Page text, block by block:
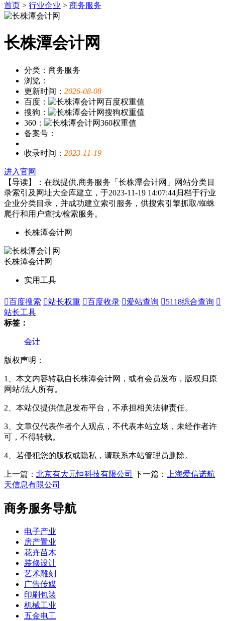
首页 > 行业企业 > 商务服务
长株潭会计网
分类：商务服务
浏览：
更新时间： 2026-08-08
百度：
搜狗：
360：
备案号：
收录时间： 2023-11-19
进入官网
【导读】：在线提供,商务服务「长株潭会计网」网站分类目
录索引及网址大全库建立，于2023-11-19 14:07:44归档于行业
企业分类目录，并成功建立索引服务，供搜索引擎抓取/蜘蛛
爬行和用户查找/检索服务。
长株潭会计网
长株潭会计网
实用工具
百度搜索 站长权重 百度收录 爱站查询 5118综合查询 
站长工具
标签：
会计
版权声明：
1、本文内容转载自长株潭会计网，或有会员发布，版权归原
网站/法人所有。
2、本站仅提供信息发布平台，不承担相关法律责任。
3、文章仅代表作者个人观点，不代表本站立场，未经作者许
可，不得转载。
4、若侵犯您的版权或隐私，请联系本站管理员删除。
上一篇： 北京有大元恒科技有限公司 下一篇：
上海爱信诺航
天信息有限公司
商务服务导航
电子产业
房产置业
花卉苗木
装修设计
艺术雕刻
广告传媒
印刷包装
机械工业
五金电工